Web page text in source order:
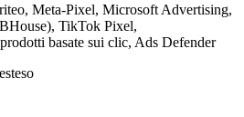
Meta-Pixel, Microsoft Advertising,
TikTok Pixel,
basate sui clic, Ads Defender